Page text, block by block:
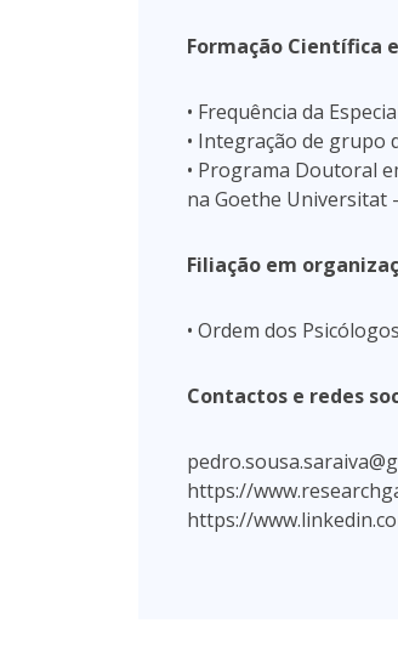
Formação Científica
• Frequência da
• Integração de grupo
• Programa Doutoral
na Goethe Universitat
Filiação em
• Ordem dos
Contactos e redes
https://
https://